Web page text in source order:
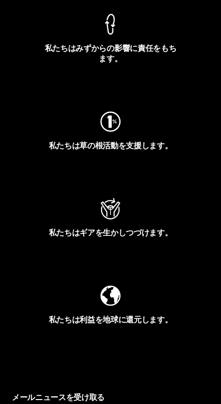
私たちはみずからの影響に責任をもち
ます。
私たちは草の根活動を支援します。
私たちはギアを生かしつづけます。
私たちは利益を地球に還元します。
メールニュースを受け取る